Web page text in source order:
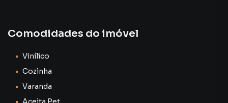
terrenos, lojas e barracões para venda ou locação, além de
planta em Bosque de Geribá e em outras regiões de
Armação dos Búzios. Aqui você encontra milhares de
seu estilo de vida.
Comodidades do imóvel
Vinílico
Cozinha
Varanda